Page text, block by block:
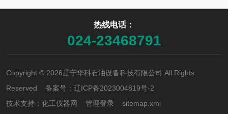
热线电话：
024-23468791
Copyright © 2026辽宁华科石油设备科技有限公司 All Rights
Reserved 备案号： 辽ICP备2023004819号-2
技术支持： 化工仪器网 管理登录 sitemap.xml